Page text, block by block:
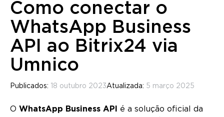
Como conectar o
WhatsApp Business
API ao Bitrix24 via
Umnico
Publicados: 18 outubro 2023Atualizada: 5 março 2025
O WhatsApp Business API
é a solução oficial da